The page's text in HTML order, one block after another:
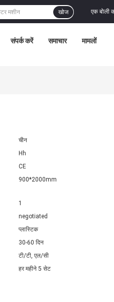
एक बोली
खोज
संपर्क करें समाचार मामलों
चीन
Hh
CE
900*2000mm
1
negotiated
प्लास्टिक
30-60 दिन
टी/टी, एल/सी
हर महीने 5 सेट